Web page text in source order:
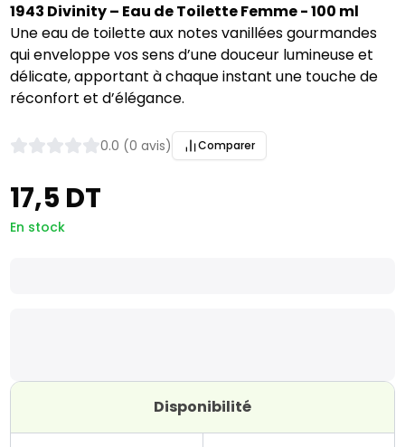
1943 Divinity – Eau de Toilette Femme - 100 ml
Une eau de toilette aux notes vanillées gourmandes
qui enveloppe vos sens d’une douceur lumineuse et
délicate, apportant à chaque instant une touche de
réconfort et d’élégance.
0.0 (0 avis) Comparer
17,5 DT
En stock
Disponibilité